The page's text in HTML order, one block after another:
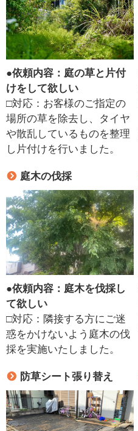
●依頼内容：庭の草と片付
けをして欲しい
□対応：お客様のご指定の
場所の草を除去し、タイヤ
や散乱しているものを整理
し片付けを行いました。
庭木の伐採
●依頼内容：庭木を伐採し
て欲しい
□対応：隣接する方にご迷
惑をかけないよう庭木の伐
採を実施いたしました。
防草シート張り替え